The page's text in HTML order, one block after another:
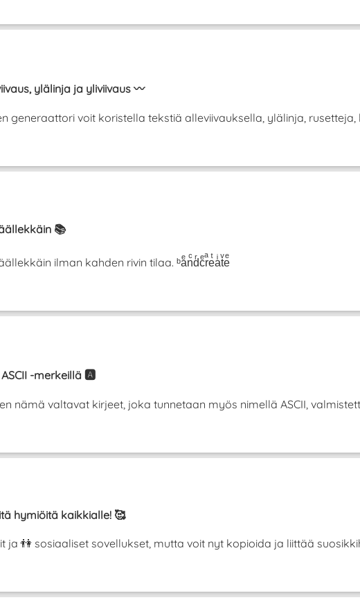
ylälinja ja yliviivaus 〰️
generaattori voit koristella tekstiä alleviivauksella, ylälinja,
📚
ilman kahden rivin tilaa. ᵇaͤnͨdͬcͤrͣeͭaͥtͮeͤ
-merkeillä 🅰️
nämä valtavat kirjeet, joka tunnetaan myös nimellä ASCII,
hymiöitä kaikkialle! 🥰
ja 👫 sosiaaliset sovellukset, mutta voit nyt kopioida ja liittää